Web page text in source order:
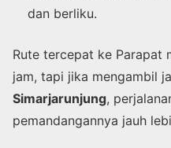
dan berliku.
Rute tercepat ke Parapat
jam, tapi jika mengambil
Simarjarunjung,
pemandangannya jauh